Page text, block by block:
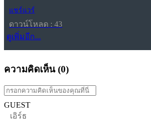
แชร์แวร์
ดาวน์โหลด : 43
ดูเพิ่มอีก...
ความคิดเห็น (0)
GUEST
เอิร์ธ